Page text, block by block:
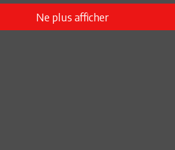
Ne plus afficher